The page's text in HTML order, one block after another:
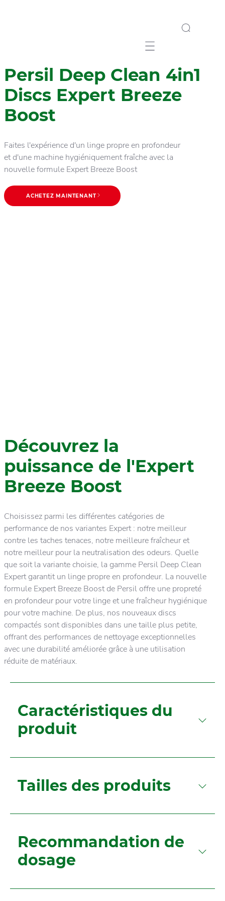
Mobile navigation
Persil Deep Clean 4in1
Discs Expert Breeze
Boost
Faites l'expérience d'un linge propre en profondeur
et d'une machine hygiéniquement fraîche avec la
nouvelle formule Expert Breeze Boost
ACHETEZ MAINTENANT
Découvrez la
puissance de l'Expert
Breeze Boost
Choisissez parmi les différentes catégories de
performance de nos variantes Expert : notre meilleur
contre les taches tenaces, notre meilleure fraîcheur et
notre meilleur pour la neutralisation des odeurs. Quelle
que soit la variante choisie, la gamme Persil Deep Clean
Expert garantit un linge propre en profondeur. La nouvelle
formule Expert Breeze Boost de Persil offre une propreté
en profondeur pour votre linge et une fraîcheur hygiénique
pour votre machine. De plus, nos nouveaux discs
compactés sont disponibles dans une taille plus petite,
offrant des performances de nettoyage exceptionnelles
avec une durabilité améliorée grâce à une utilisation
réduite de matériaux.
Caractéristiques du
produit
Tailles des produits
Recommandation de
dosage